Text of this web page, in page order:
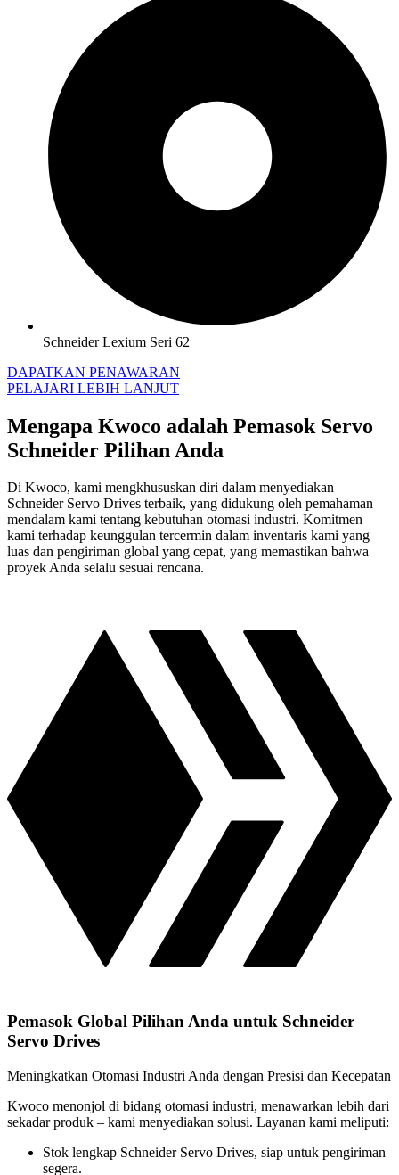
Schneider Lexium Seri 62
DAPATKAN PENAWARAN
PELAJARI LEBIH LANJUT
Mengapa Kwoco adalah Pemasok Servo
Schneider Pilihan Anda
Di Kwoco, kami mengkhususkan diri dalam menyediakan
Schneider Servo Drives terbaik, yang didukung oleh pemahaman
mendalam kami tentang kebutuhan otomasi industri. Komitmen
kami terhadap keunggulan tercermin dalam inventaris kami yang
luas dan pengiriman global yang cepat, yang memastikan bahwa
proyek Anda selalu sesuai rencana.
Pemasok Global Pilihan Anda untuk Schneider
Servo Drives
Meningkatkan Otomasi Industri Anda dengan Presisi dan Kecepatan
Kwoco menonjol di bidang otomasi industri, menawarkan lebih dari
sekadar produk – kami menyediakan solusi. Layanan kami meliputi:
Stok lengkap Schneider Servo Drives, siap untuk pengiriman
segera.